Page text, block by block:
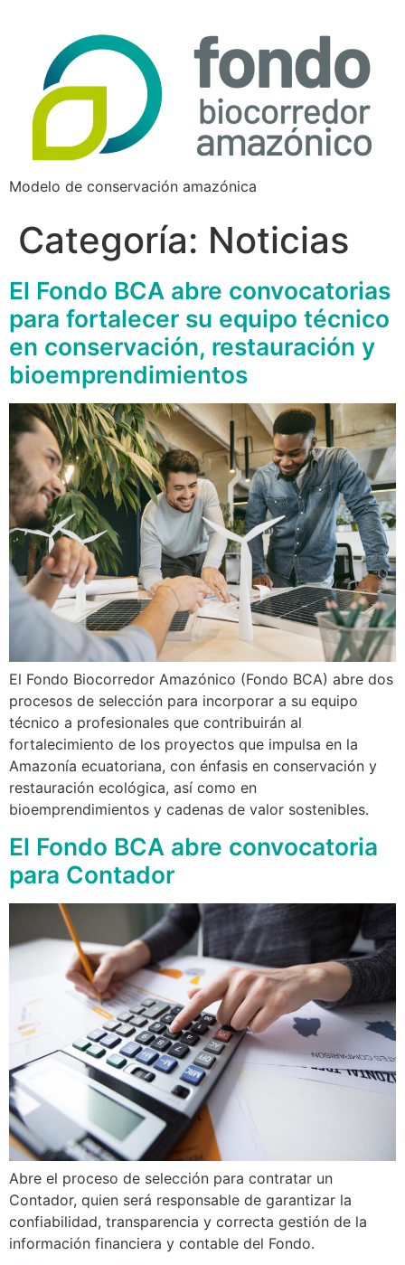
Modelo de conservación amazónica
Categoría: Noticias
El Fondo BCA abre convocatorias
para fortalecer su equipo técnico
en conservación, restauración y
bioemprendimientos
El Fondo Biocorredor Amazónico (Fondo BCA) abre dos
procesos de selección para incorporar a su equipo
técnico a profesionales que contribuirán al
fortalecimiento de los proyectos que impulsa en la
Amazonía ecuatoriana, con énfasis en conservación y
restauración ecológica, así como en
bioemprendimientos y cadenas de valor sostenibles.
El Fondo BCA abre convocatoria
para Contador
Abre el proceso de selección para contratar un
Contador, quien será responsable de garantizar la
confiabilidad, transparencia y correcta gestión de la
información financiera y contable del Fondo.